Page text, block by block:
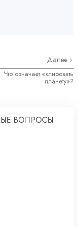
Далее
Что означает «клировать
планету»?
ВОПРОСЫ